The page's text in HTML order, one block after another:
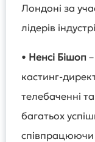
Лондоні за
лідерів
• Ненсі Бішоп
кастинг-
телебаченні
багатьох